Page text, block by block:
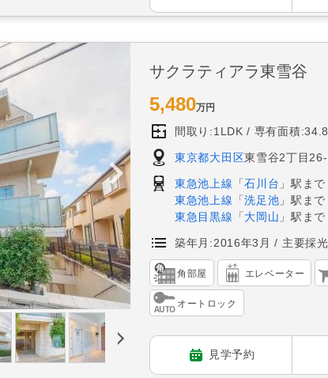
サクラティアラ東雪谷
5,480万円
間取り:1LDK 専有面積
東京都大田区東雪谷2丁目
東急池上線 「石川台 」駅ま
東急池上線 「洗足池 」駅ま
東急目黒線 「 大岡山 」駅ま
築年月:2016年3月 主要採
角部屋 エレベーター
オートロック
見学予約